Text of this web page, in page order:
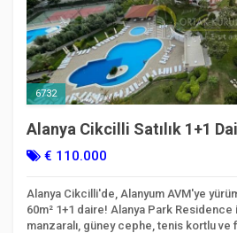
6732
Alanya Cikcilli Satılık 1+1
Residence - Kod 6732
€ 110.000
Alanya Cikcilli'de, Alanyum AVM'ye
60m² 1+1 daire! Alanya Park
manzaralı, güney cephe, tenis kortlu ve